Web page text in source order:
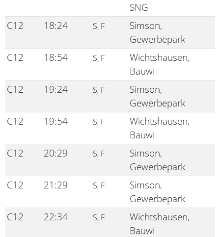
SNG
C12
18:24 S, F
Simson,
Gewerbepark
C12
18:54 S, F
Wichtshausen,
Bauwi
C12
19:24 S, F
Simson,
Gewerbepark
C12
19:54 S, F
Wichtshausen,
Bauwi
C12
20:29 S, F
Simson,
Gewerbepark
C12
21:29 S, F
Simson,
Gewerbepark
C12
22:34 S, F
Wichtshausen,
Bauwi